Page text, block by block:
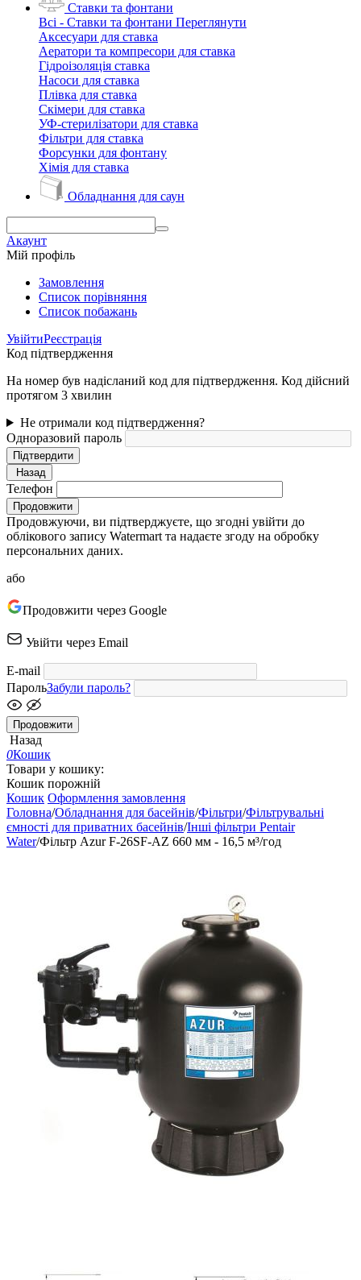
Ставки та фонтани
Всі - Ставки та фонтани Переглянути
Аксесуари для ставка
Аератори та компресори для ставка
Гідроізоляція ставка
Насоси для ставка
Плівка для ставка
Скімери для ставка
УФ-стерилізатори для ставка
Фільтри для ставка
Форсунки для фонтану
Хімія для ставка
Обладнання для саун
Акаунт
Мій профіль
Замовлення
Cписок порівняння
Список побажань
УвійтиРеєстрація
Код підтвердження
На номер був надісланий код для підтвердження. Код дійсний
протягом 3 хвилин
Не отримали код підтвердження?
Одноразовий пароль
Підтвердити
Назад
Телефон
Продовжити
Продовжуючи, ви підтверджуєте, що згодні увійти до
облікового запису Watermart та надаєте згоду на обробку
персональних даних.
або
Продовжити через Google
Увійти через Email
E-mail
ПарольЗабули пароль?
Продовжити
Назад
0Кошик
Товари у кошику:
Кошик порожній
Кошик Оформлення замовлення
Головна/Обладнання для басейнів/Фільтри/Фільтрувальні
ємності для приватних басейнів/Інші фільтри Pentair
Water/Фільтр Azur F-26SF-AZ 660 мм - 16,5 м³/год